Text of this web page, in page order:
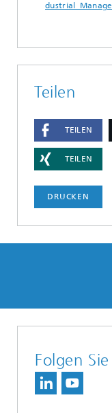
Teilen
TEILEN
TEILEN
DRUCKEN
Folgen